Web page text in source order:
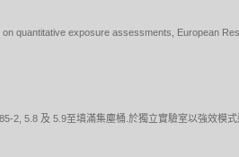
quantitative exposure assessments, European
2, 5.8 及 5.9至填滿集塵桶.於獨立實驗室以強效模式